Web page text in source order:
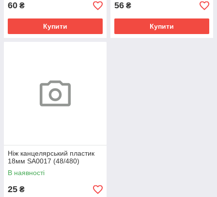
60 ₴
Купити
56 ₴
Купити
Ніж канцелярський пластик
18мм SA0017 (48/480)
В наявності
25 ₴